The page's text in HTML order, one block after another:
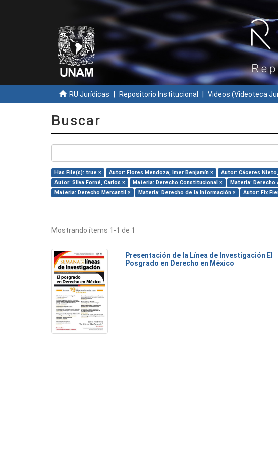
RU Jurídicas Repositorio Institucional Videos (Videoteca
Buscar
Has File(s): true × Autor: Flores Mendoza, Imer Benjamín × Autor: Cáceres
Autor: Silva Forné, Carlos ×
Materia: Derecho Constitucional × Materia: Derecho
Materia: Derecho Mercantil ×
Materia: Derecho de la Información × Autor: Fix
Mostrando ítems 1-1 de 1
Presentación de la Línea de Investigación El
Posgrado en Derecho en México